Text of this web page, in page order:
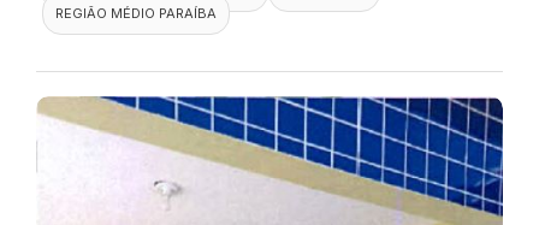
REGIÃO MÉDIO PARAÍBA